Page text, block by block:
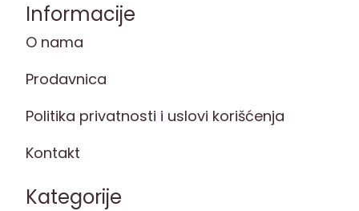
Informacije
O nama
Prodavnica
Politika privatnosti i uslovi korišćenja
Kontakt
Kategorije